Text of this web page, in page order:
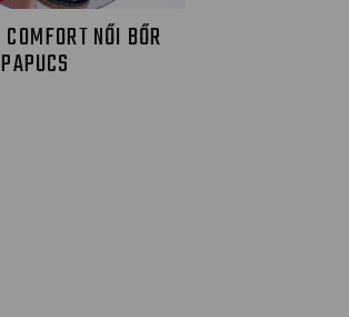
NŐI BŐR
PAPUCS